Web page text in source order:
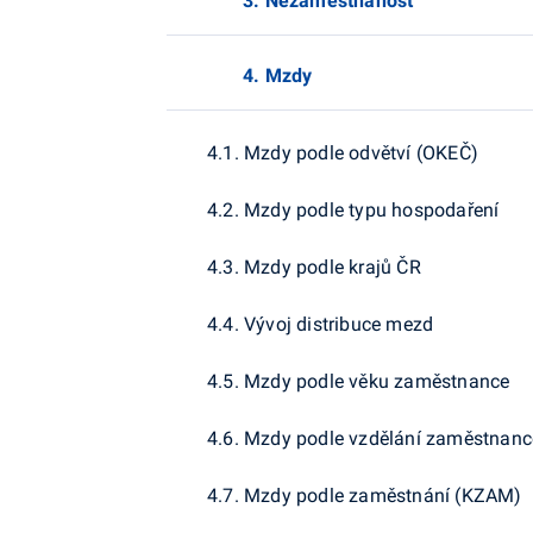
4. Mzdy
4.1. Mzdy podle odvětví (OKEČ)
4.2. Mzdy podle typu hospodaření
4.3. Mzdy podle krajů ČR
4.4. Vývoj distribuce mezd
4.5. Mzdy podle věku zaměstnance
4.6. Mzdy podle vzdělání
4.7. Mzdy podle zaměstnání (KZAM)